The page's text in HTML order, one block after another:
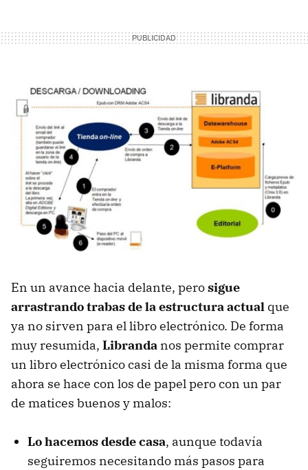
En un avance hacia delante, perosigue
arrastrando trabas de la estructura actual que
ya no sirven para el libro electrónico. De forma
muy resumida, Libranda nos permite comprar
un libro electrónico casi de la misma forma que
ahora se hace con los de papel pero con un par
de matices buenos y malos:
Lo hacemos desde casa, aunque todavía
seguiremos necesitando más pasos para